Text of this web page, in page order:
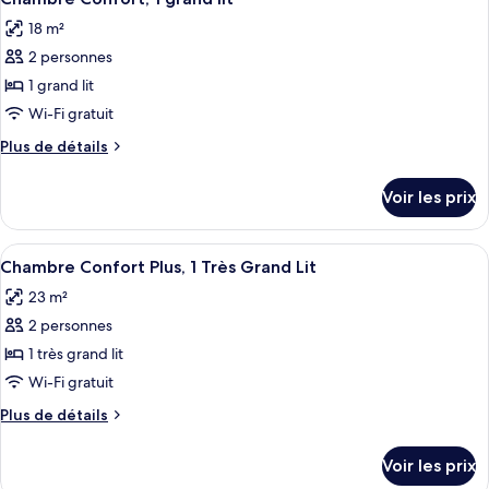
Double
Chambre
Eco
Lit
Double
toutes
les
photos
pour
ce
type
de
Chambre
Confort,
1
grand
lit
18 m²
2 personnes
1 grand lit
Wi-Fi gratuit
Plus de détails
Plus
le
type
de
Chambre
Confort,
grand
lit
Voir les prix
Afficher
toutes
les
photos
pour
ce
type
de
Chambre
Une chambre d’hôtel avec un lit, un
18
Chambre Confort Plus, 1 Très Grand Lit
23 m²
2 personnes
1 très grand lit
Wi-Fi gratuit
Plus de détails
Plus
Voir les prix